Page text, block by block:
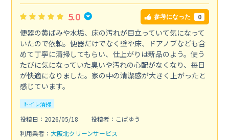
5.0 参考になった 0
便器の黄ばみや水垢、床の汚れが目立っていて気になって
いたので依頼。便器だけでなく壁や床、ドアノブなども含
めて丁寧に清掃してもらい、仕上がりは新品のよう。使う
たびに気になっていた臭いや汚れの心配がなくなり、毎日
が快適になりました。家の中の清潔感が大きく上がったと
感じています。
トイレ清掃
投稿日：2026/05/18
投稿者：こばゆう
利用業者： 大阪北クリーンサービス